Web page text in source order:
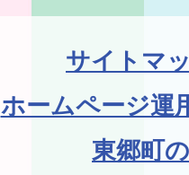
サイトマ
ホームページ運
東郷町